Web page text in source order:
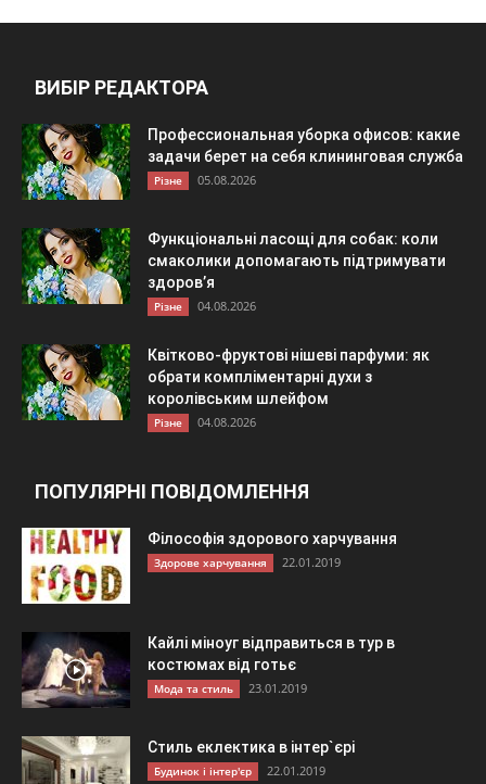
ВИБІР РЕДАКТОРА
Профессиональная уборка офисов: какие
задачи берет на себя клининговая служба
Різне 05.08.2026
Функціональні ласощі для собак: коли
смаколики допомагають підтримувати
здоров’я
Різне 04.08.2026
Квітково-фруктові нішеві парфуми: як
обрати компліментарні духи з
королівським шлейфом
Різне 04.08.2026
ПОПУЛЯРНІ ПОВІДОМЛЕННЯ
Філософія здорового харчування
Здорове харчування 22.01.2019
Кайлі міноуг відправиться в тур в
костюмах від готьє
Мода та стиль 23.01.2019
Стиль еклектика в інтер`єрі
Будинок і інтер'єр 22.01.2019